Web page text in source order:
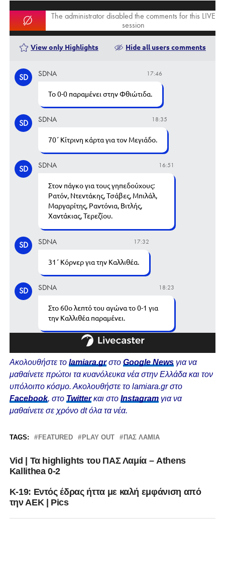
Ακολουθήστε το lamiara.grστο Google Newsγια να
μαθαίνετε πρώτοι τα κυανόλευκα νέα στην Ελλάδα και τον
υπόλοιπο κόσμο. Ακολουθήστε το lamiara.gr στο
Facebook, στο Twitterκαι στο Instagram για να
μαθαίνετε σε χρόνο dt όλα τα νέα.
TAGS: FEATURED PLAY OUT ΠΑΣ ΛΑΜΙΑ
Vid | Τα highlights του ΠΑΣ Λαμία – Athens
Kallithea 0-2
K-19: Εντός έδρας ήττα με καλή εμφάνιση από
την ΑΕΚ | Pics